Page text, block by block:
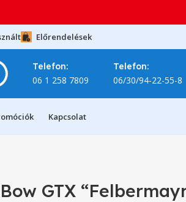
Előrendelések
Telefon:
06 1 258 7809
Telefon:
06/30/94-22-55-8
Kapcsolat
GTX